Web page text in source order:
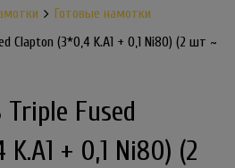
Готовые намотки
Clapton (3*0,4 K.A1 + 0,1 Ni80) (2 шт ~
Fused
+ 0,1 Ni80) (2